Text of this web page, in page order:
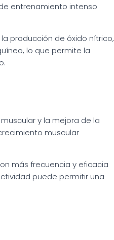
entrenamiento intenso
producción de óxido nítrico,
lo que permite la
y la mejora de la
muscular
más frecuencia y eficacia
puede permitir una